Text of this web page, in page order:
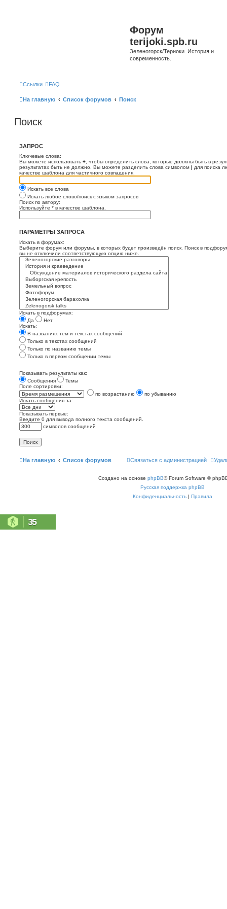
Форум
terijoki.spb.ru
Зеленогорск/Териоки. История и
современность.
Ссылки FAQ
На главную Список форумов Поиск
Поиск
ЗАПРОС
Ключевые слова:
Вы можете использовать + , чтобы определить слова, которые должны быть в
результатах быть не должно. Вы можете разделить слова символом | для поиска
качестве шаблона для частичного совпадения.
Искать все слова
Искать любое слово/поиск с языком запросов
Поиск по автору:
Используйте * в качестве шаблона.
ПАРАМЕТРЫ ЗАПРОСА
Искать в форумах:
Выберите форум или форумы, в которых будет произведён поиск. Поиск в
вы не отключили соответствующую опцию ниже.
Искать в подфорумах:
Да
Нет
Искать:
В названиях тем и текстах сообщений
Только в текстах сообщений
Только по названию темы
Только в первом сообщении темы
Показывать результаты как:
Сообщения
Темы
Поле сортировки:
по возрастанию
по убыванию
Искать сообщения за:
Показывать первые:
Введите 0 для вывода полного текста сообщений.
символов сообщений
На главную Список форумов Связаться с администрацией
Создано на основе phpBB® Forum Software ©
Русская поддержка phpBB
Конфиденциальность | Правила
35